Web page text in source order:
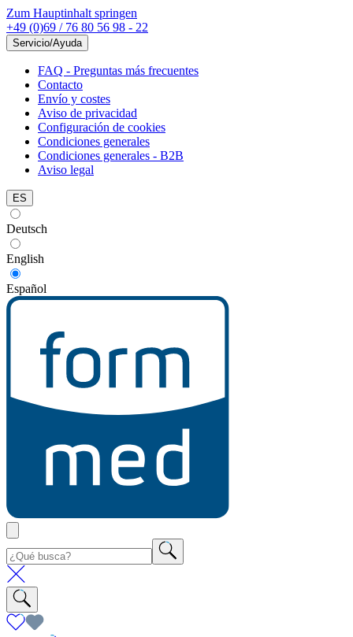
Zum Hauptinhalt springen
+49 (0)69 / 76 80 56 98 - 22
Servicio/Ayuda
FAQ - Preguntas más frecuentes
Contacto
Envío y costes
Aviso de privacidad
Configuración de cookies
Condiciones generales
Condiciones generales - B2B
Aviso legal
ES
Deutsch
English
Español